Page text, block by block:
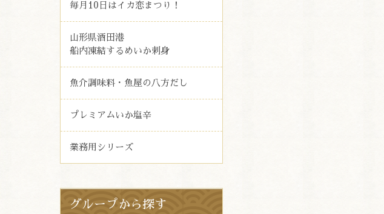
毎月10日はイカ恋まつり！
山形県酒田港
船内凍結するめいか刺身
魚介調味料・魚屋の八方だし
プレミアムいか塩辛
業務用シリーズ
グループから探す